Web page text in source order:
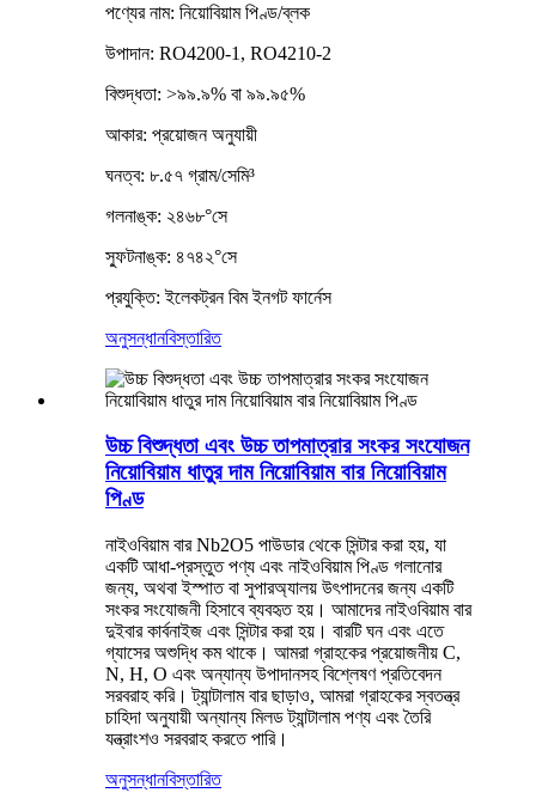
পণ্যের নাম: নিয়োবিয়াম পিণ্ড/ব্লক
উপাদান: RO4200-1, RO4210-2
বিশুদ্ধতা: >৯৯.৯% বা ৯৯.৯৫%
আকার: প্রয়োজন অনুযায়ী
ঘনত্ব: ৮.৫৭ গ্রাম/সেমি³
গলনাঙ্ক: ২৪৬৮°সে
স্ফুটনাঙ্ক: ৪৭৪২°সে
প্রযুক্তি: ইলেকট্রন বিম ইনগট ফার্নেস
অনুসন্ধানবিস্তারিত
উচ্চ বিশুদ্ধতা এবং উচ্চ তাপমাত্রার সংকর সংযোজন
নিয়োবিয়াম ধাতুর দাম নিয়োবিয়াম বার নিয়োবিয়াম
পিণ্ড
নাইওবিয়াম বার Nb2O5 পাউডার থেকে সিন্টার করা হয়, যা
একটি আধা-প্রস্তুত পণ্য এবং নাইওবিয়াম পিণ্ড গলানোর
জন্য, অথবা ইস্পাত বা সুপারঅ্যালয় উৎপাদনের জন্য একটি
সংকর সংযোজনী হিসাবে ব্যবহৃত হয়। আমাদের নাইওবিয়াম বার
দুইবার কার্বনাইজ এবং সিন্টার করা হয়। বারটি ঘন এবং এতে
গ্যাসের অশুদ্ধি কম থাকে। আমরা গ্রাহকের প্রয়োজনীয় C,
N, H, O এবং অন্যান্য উপাদানসহ বিশ্লেষণ প্রতিবেদন
সরবরাহ করি। ট্যান্টালাম বার ছাড়াও, আমরা গ্রাহকের স্বতন্ত্র
চাহিদা অনুযায়ী অন্যান্য মিলড ট্যান্টালাম পণ্য এবং তৈরি
যন্ত্রাংশও সরবরাহ করতে পারি।
অনুসন্ধানবিস্তারিত